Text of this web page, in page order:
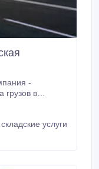
-
грузов в
услуги